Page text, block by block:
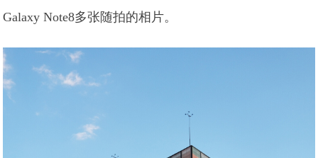
Galaxy Note8多张随拍的相片。